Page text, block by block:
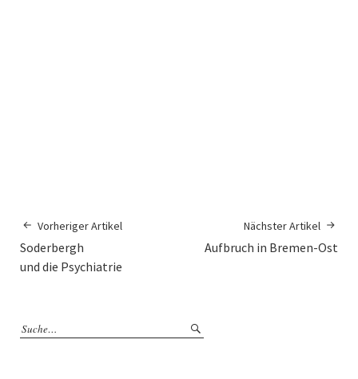
Vorheriger Artikel
Soderbergh
und die Psychiatrie
Nächster Artikel
Aufbruch in Bremen-Ost